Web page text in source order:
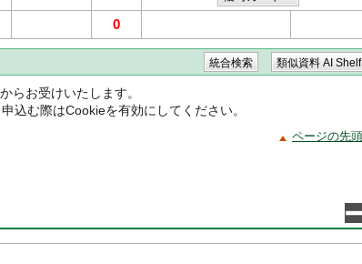
0
らお受けいたします。
込む際はCookieを有効にしてください。
ページの先